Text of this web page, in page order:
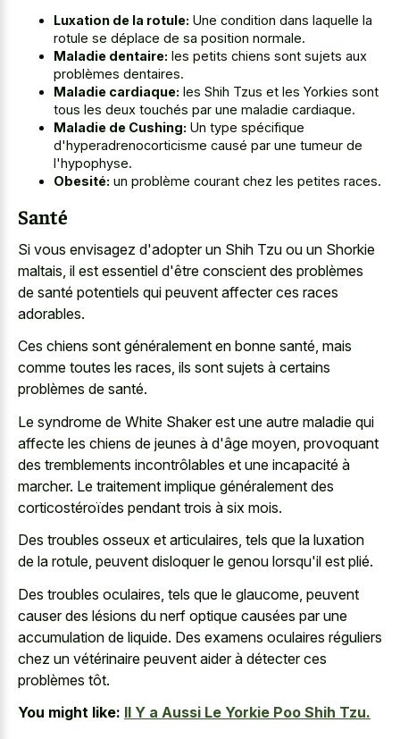
Luxation de la rotule: Une condition dans laquelle la
rotule se déplace de sa position normale.
Maladie dentaire: les petits chiens sont sujets aux
problèmes dentaires.
Maladie cardiaque: les Shih Tzus et les Yorkies sont
tous les deux touchés par une maladie cardiaque.
Maladie de Cushing: Un type spécifique
d'hyperadrenocorticisme causé par une tumeur de
l'hypophyse.
Obesité: un problème courant chez les petites races.
Santé
Si vous envisagez d'adopter un Shih Tzu ou un Shorkie
maltais, il est essentiel d'être conscient des problèmes
de santé potentiels qui peuvent affecter ces races
adorables.
Ces chiens sont généralement en bonne santé, mais
comme toutes les races, ils sont sujets à certains
problèmes de santé.
Le syndrome de White Shaker est une autre maladie qui
affecte les chiens de jeunes à d'âge moyen, provoquant
des tremblements incontrôlables et une incapacité à
marcher. Le traitement implique généralement des
corticostéroïdes pendant trois à six mois.
Des troubles osseux et articulaires, tels que la luxation
de la rotule, peuvent disloquer le genou lorsqu'il est plié.
Des troubles oculaires, tels que le glaucome, peuvent
causer des lésions du nerf optique causées par une
accumulation de liquide. Des examens oculaires réguliers
chez un vétérinaire peuvent aider à détecter ces
problèmes tôt.
You might like: Il Y a Aussi Le Yorkie Poo Shih Tzu.